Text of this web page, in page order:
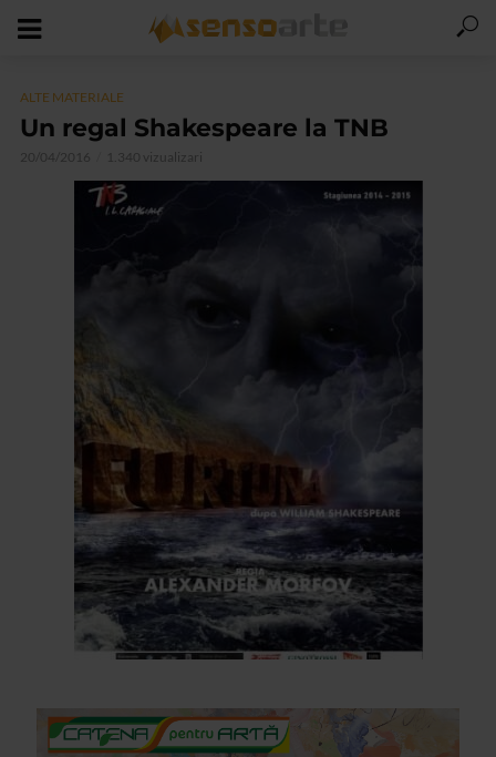
ALTE MATERIALE
Un regal Shakespeare la TNB
20/04/2016 1.340 vizualizari